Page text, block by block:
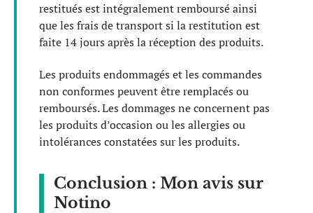
restitués est intégralement remboursé ainsi
que les frais de transport si la restitution est
faite 14 jours après la réception des produits.
Les produits endommagés et les commandes
non conformes peuvent être remplacés ou
remboursés. Les dommages ne concernent pas
les produits d’occasion ou les allergies ou
intolérances constatées sur les produits.
Conclusion : Mon avis sur
Notino